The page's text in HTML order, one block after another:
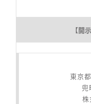
【開
東京
兜
株